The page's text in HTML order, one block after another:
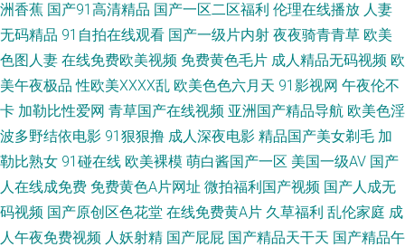
品VA网站 东方色图一区二区 激情另类春色 91蜜桃破 人妖网址 国产网址一
区 国产后入自慰大片 超碰91人人 91福利资源网站 男人影院AV 91欧美性爱
www我操欧美 岛国三级在线网 亚洲国产迷奸Aⅴ 韩国理论av电影 91系列在线
视频 日韩视频区 美女巨乳被后入 久草色视频 国产观看 91综合日韩蜜桃
91cn视频 五月花综和网 日本免费A∨ 黑丝美女被爆操 含羞草AV在 AV色福利
洲香蕉 国产91高清精品 国产一区二区福利 伦理在线播放 人妻
无码精品 91自拍在线观看 国产一级片内射 夜夜骑青青草 欧美
色图人妻 在线免费欧美视频 免费黄色毛片 成人精品无码视频 欧
美午夜极品 性欧美ⅩⅩⅩⅩ乱 欧美色色六月天 91影视网 午夜伦不
卡 加勒比性爱网 青草国产在线视频 亚洲国产精品导航 欧美色淫
波多野结依电影 91狠狠撸 成人深夜电影 精品国产美女剃毛 加
勒比熟女 91碰在线 欧美裸模 萌白酱国产一区 美国一级AV 国产
人在线成免费 免费黄色A片网址 微拍福利国产视频 国产人成无
码视频 国产原创区色花堂 在线免费黄A片 久草福利 乱伦家庭 成
人午夜免费视频 人妖射精 国产屁屁 国产精品天干天 国产精品午